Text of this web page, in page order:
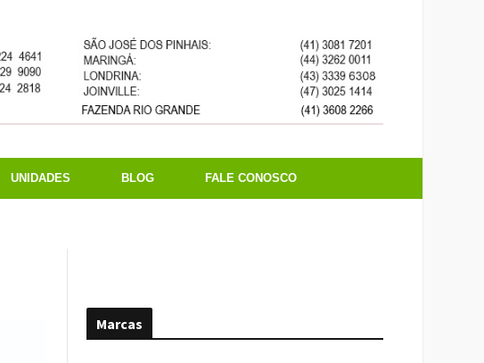
UNIDADES BLOG FALE CONOSCO
Marcas